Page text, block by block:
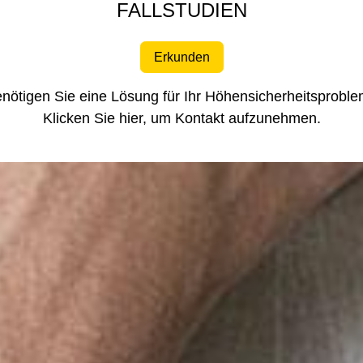
FALLSTUDIEN
Erkunden
Sie eine Lösung für Ihr
Klicken Sie hier, um Kontakt aufzunehmen.